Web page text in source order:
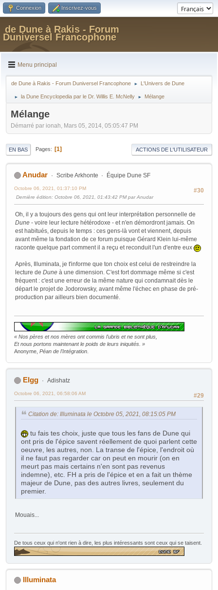
Connexion Inscrivez-vous
de Dune à Rakis - Forum
Duniversel Francophone
Menu principal
de Dune à Rakis - Forum Duniversel Francophone ► L'Univers de Dune
► la Dune Encyclopedia par le Dr. Willis E. McNelly ► Mélange
Mélange
Démarré par ionah, Mars 05, 2014, 05:05:47 PM
EN BAS Pages 1 ACTIONS DE L'UTILISATEUR
Anudar Scribe Arkhonte Équipe Dune SF
#30
Octobre 06, 2021, 01:37:10 PM
Dernière édition: Octobre 06, 2021, 01:43:42 PM par Anudar
Oh, il y a toujours des gens qui ont leur interprétation personnelle de
Dune - voire leur lecture hétérodoxe - et n'en démordront jamais. On
est habitués, depuis le temps : ces gens-là vont et viennent, depuis
avant même la fondation de ce forum puisque Gérard Klein lui-même
raconte quelque part comment il a reçu et reconduit l'un d'entre eux
Après, Illuminata, je t'informe que ton choix est celui de restreindre la
lecture de Dune à une dimension. C'est fort dommage même si c'est
fréquent : c'est une erreur de la même nature qui condamnait dès le
départ le projet de Jodorowsky, avant même l'échec en phase de pré-
production par ailleurs bien documenté.
« Nos pères et nos mères ont commis l'ubris et ne sont plus,
Et nous portons maintenant le poids de leurs iniquités. »
Anonyme, Péan de l'Intégration
Elgg Adishatz
#29
Octobre 06, 2021, 06:58:06 AM
Citation de: Illuminata le Octobre 05, 2021, 08:15:05 PM
tu fais tes choix, juste que tous les fans de Dune qui
ont pris de l'épice savent réellement de quoi parlent cette
oeuvre, les autres, non. La transe de l'épice, l'endroit où
il ne faut pas regarder car on peut en mourir (on en
meurt pas mais certains n'en sont pas revenus
indemne), etc. FH a pris de l'épice et en a fait un thème
majeur de Dune, pas des autres livres, seulement du
premier.
Mouais...
De tous ceux qui n'ont rien à dire, les plus intéressants sont ceux qui se taisent.
Illuminata